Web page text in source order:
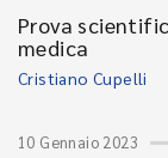
Prova
medica
Cristiano Cupelli
10 Gennaio 2023